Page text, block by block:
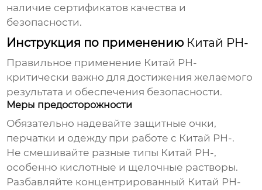
наличие сертификатов качества и
безопасности.
Инструкция по применению Китай PH-
Правильное применение Китай PH-
критически важно для достижения желаемого
результата и обеспечения безопасности.
Меры предосторожности
Обязательно надевайте защитные очки,
перчатки и одежду при работе с Китай PH-.
Не смешивайте разные типы Китай PH-,
особенно кислотные и щелочные растворы.
Разбавляйте концентрированный Китай PH-